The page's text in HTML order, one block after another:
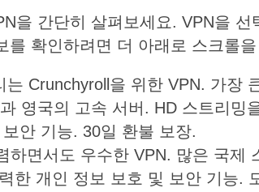
을 간단히 살펴보세요. VPN을 선
확인하려면 더 아래로 스크롤
Crunchyroll을 위한 VPN. 가장
영국의 고속 서버. HD 스트리밍
안 기능. 30일 환불 보장.
하면서도 우수한 VPN. 많은 국제
한 개인 정보 보호 및 보안 기능.